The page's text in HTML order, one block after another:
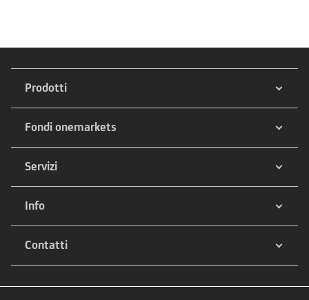
Prodotti
Fondi onemarkets
Servizi
Info
Contatti